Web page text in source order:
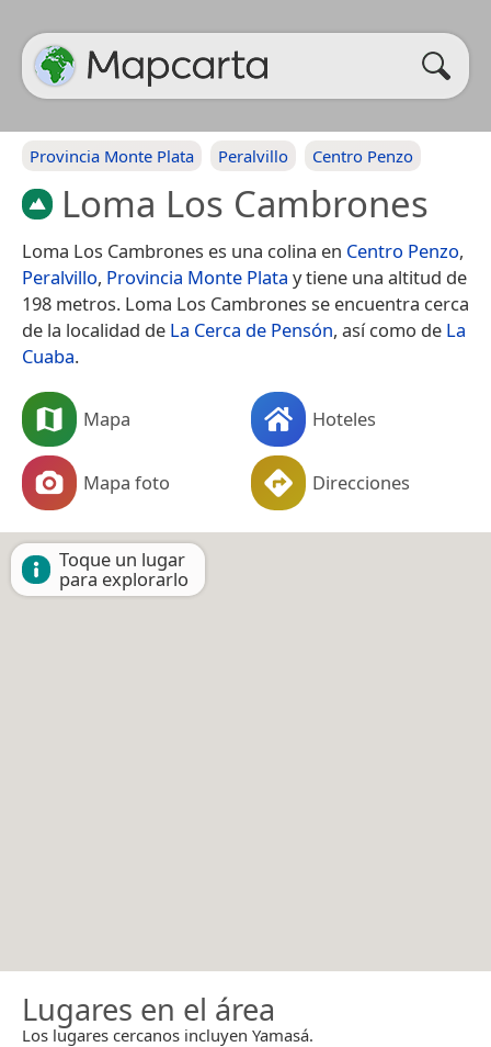
Provincia Monte Plata Peralvillo Centro Penzo
Loma Los Cambrones
Loma Los Cambrones es una colina en Centro Penzo,
Peralvillo, Provincia Monte Plata y tiene una altitud de
198 metros. Loma Los Cambrones se encuentra cerca
de la localidad de La Cerca de Pensón, así como de La
Cuaba.
Mapa Hoteles
Mapa foto Direcciones
Toque un lugar
para explorarlo
Lugares en el área
Los lugares cercanos incluyen Yamasá.